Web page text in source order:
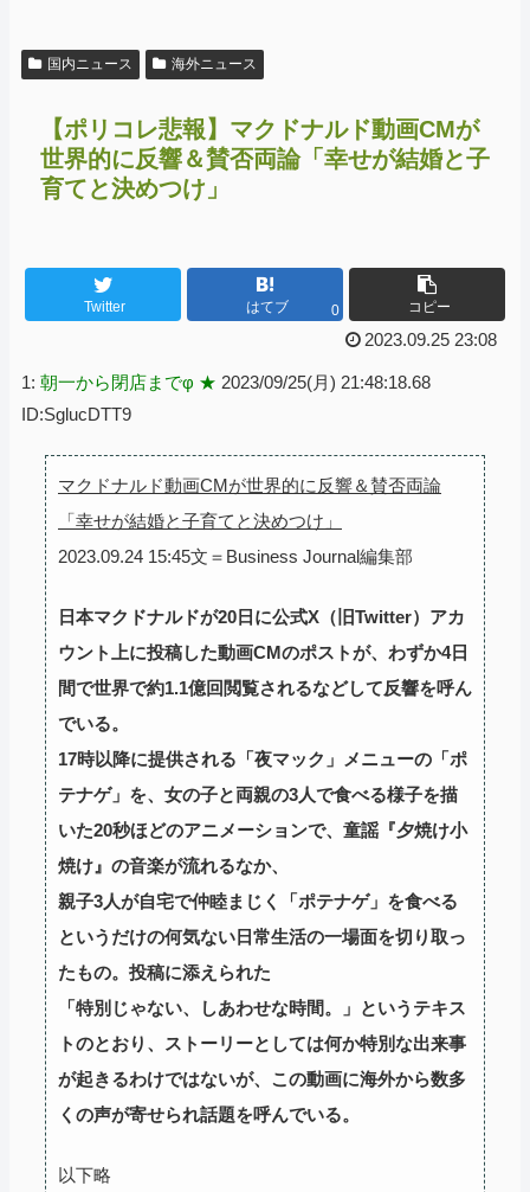
国内ニュース 海外ニュース
【ポリコレ悲報】マクドナルド動画CMが
世界的に反響＆賛否両論「幸せが結婚と子
育てと決めつけ」
Twitter はてブ 0 コピー
2023.09.25 23:08
1: 朝一から閉店までφ ★ 2023/09/25(月) 21:48:18.68
ID:SglucDTT9
マクドナルド動画CMが世界的に反響＆賛否両論
「幸せが結婚と子育てと決めつけ」
2023.09.24 15:45文＝Business Journal編集部
日本マクドナルドが20日に公式X（旧Twitter）アカ
ウント上に投稿した動画CMのポストが、わずか4日
間で世界で約1.1億回閲覧されるなどして反響を呼ん
でいる。
17時以降に提供される「夜マック」メニューの「ポ
テナゲ」を、女の子と両親の3人で食べる様子を描
いた20秒ほどのアニメーションで、童謡『夕焼け小
焼け』の音楽が流れるなか、
親子3人が自宅で仲睦まじく「ポテナゲ」を食べる
というだけの何気ない日常生活の一場面を切り取っ
たもの。投稿に添えられた
「特別じゃない、しあわせな時間。」というテキス
トのとおり、ストーリーとしては何か特別な出来事
が起きるわけではないが、この動画に海外から数多
くの声が寄せられ話題を呼んでいる。
以下略